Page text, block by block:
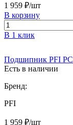
1 959 ₽/шт
В корзину
В 1 клик
Подшипник PFI
Есть в наличии
Бренд:
PFI
1 959 ₽/шт